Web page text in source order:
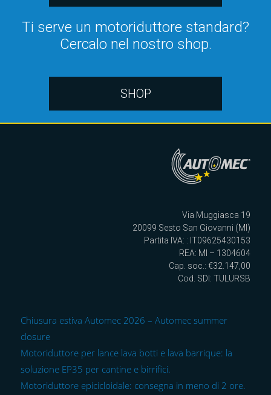
Ti serve un motoriduttore standard?
Cercalo nel nostro shop.
SHOP
Via Muggiasca 19
20099 Sesto San Giovanni (MI)
Partita IVA: : IT09625430153
REA: MI – 1304604
Cap. soc.: €32.147,00
Cod. SDI: TULURSB
Chiusura estiva Automec 2026 – Automec summer
closure
Motoriduttore per lance lava botti e lava barrique: la
soluzione EP35 per cantine e birrifici.
Motoriduttore epicicloidale: consegna in meno di 2 ore.